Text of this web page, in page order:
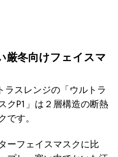
厳冬向けフェイスマ
スレンジの「ウルトラ
クP1」は２層構造の断熱
です。
ーフェイスマスクに比